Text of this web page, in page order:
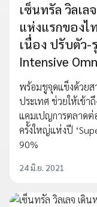
เซ็นทรัล วิลเ
แห่งแรกของไ
เนื่อง ปรับตัว-
Intensive
พร้อมชูจุดแข็งด้วย
ประเทศ ช่วยให้เข้
แคมเปญการตลาดต่
ครั้งใหญ่แห่งปี
90%
24 มิ.ย. 2021